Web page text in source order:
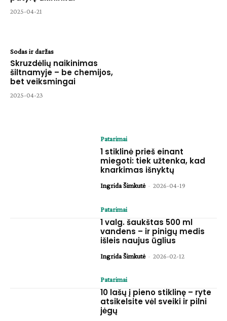
2025-04-21
Sodas ir daržas
Skruzdėlių naikinimas
šiltnamyje – be chemijos,
bet veiksmingai
2025-04-23
Patarimai
1 stiklinė prieš einant
miegoti: tiek užtenka, kad
knarkimas išnyktų
Ingrida Šimkutė - 2026-04-19
Patarimai
1 valg. šaukštas 500 ml
vandens – ir pinigų medis
išleis naujus ūglius
Ingrida Šimkutė - 2026-02-12
Patarimai
10 lašų į pieno stiklinę – ryte
atsikelsite vėl sveiki ir pilni
jėgų